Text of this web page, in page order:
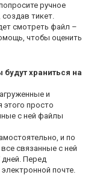
ручное
тикет.
смотреть файл –
чтобы оценить
будут храниться на
и
просто
с ней файлы
и по
связанные с ней
Перед
почте.